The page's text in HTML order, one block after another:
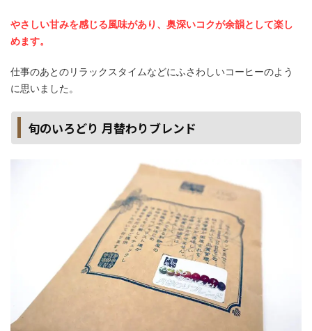
やさしい甘みを感じる風味があり、奥深いコクが余韻として楽し
めます。
仕事のあとのリラックスタイムなどにふさわしいコーヒーのよう
に思いました。
旬のいろどり 月替わりブレンド